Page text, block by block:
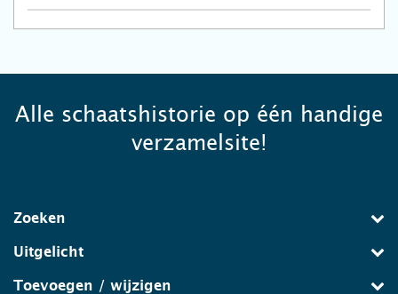
Alle schaatshistorie op één handige
verzamelsite!
Zoeken
Uitgelicht
Toevoegen / wijzigen